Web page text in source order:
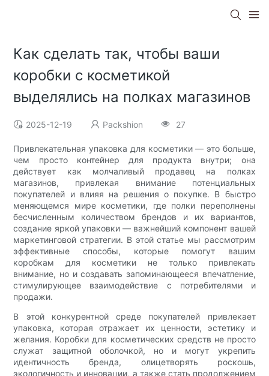
Как сделать так, чтобы ваши
коробки с косметикой
выделялись на полках магазинов
2025-12-19 Packshion 27
Привлекательная упаковка для косметики — это больше,
чем просто контейнер для продукта внутри; она
действует как молчаливый продавец на полках
магазинов, привлекая внимание потенциальных
покупателей и влияя на решения о покупке. В быстро
меняющемся мире косметики, где полки переполнены
бесчисленным количеством брендов и их вариантов,
создание яркой упаковки — важнейший компонент вашей
маркетинговой стратегии. В этой статье мы рассмотрим
эффективные способы, которые помогут вашим
коробкам для косметики не только привлекать
внимание, но и создавать запоминающееся впечатление,
стимулирующее взаимодействие с потребителями и
продажи.
В этой конкурентной среде покупателей привлекает
упаковка, которая отражает их ценности, эстетику и
желания. Коробки для косметических средств не просто
служат защитной оболочкой, но и могут укрепить
идентичность бренда, олицетворять роскошь,
экологичность и инновации, а также стать продолжением